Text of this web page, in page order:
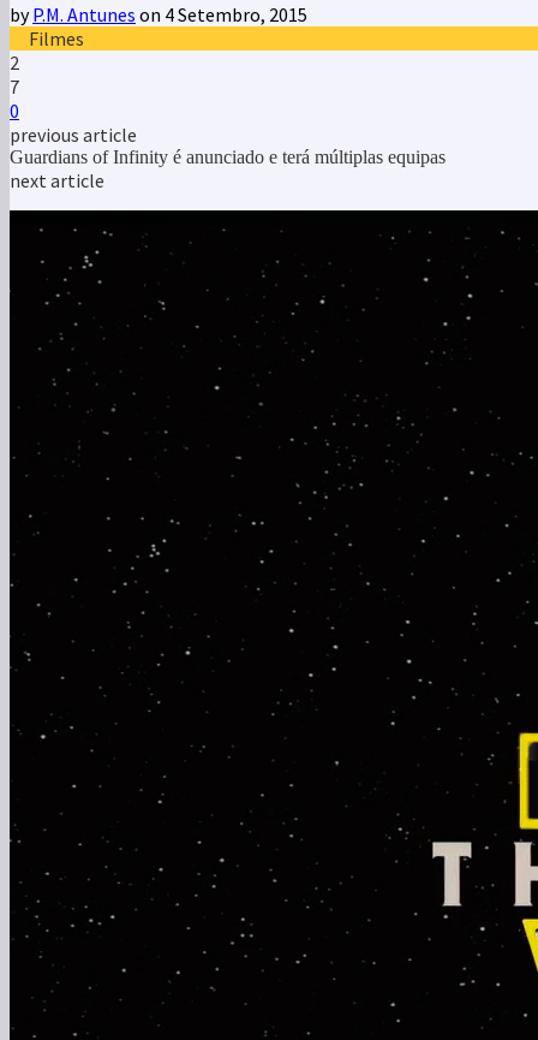
byP.M. Antunes on 4 Setembro, 2015
Filmes
2
7
0
previous article
Guardians of Infinity é anunciado e terá múltiplas equipas
next article